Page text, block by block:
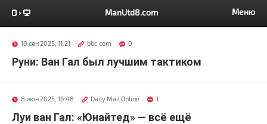
ManUtd8.com Меню
10 сен 2025, 11:21 bbc.com 0
Руни: Ван Гал был лучшим тактиком
8 июн 2025, 16:48 Daily Mail Online 1
Луи ван Гал: «Юнайтед» — всё ещё